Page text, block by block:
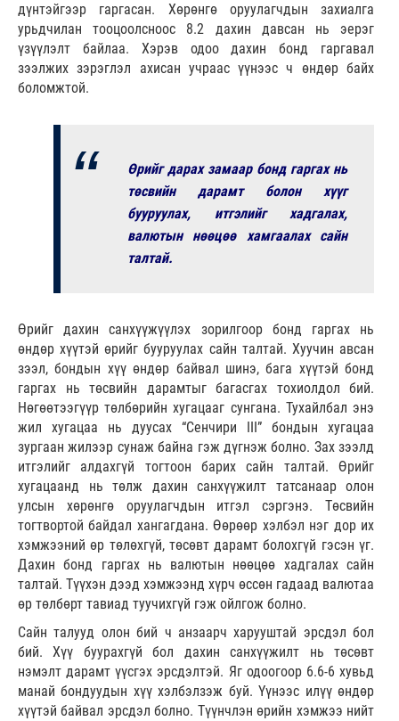
дүнтэйгээр гаргасан. Хөрөнгө оруулагчдын захиалга
урьдчилан тооцоолсноос 8.2 дахин давсан нь эерэг
үзүүлэлт байлаа. Хэрэв одоо дахин бонд гаргавал
зээлжих зэрэглэл ахисан учраас үүнээс ч өндөр байх
боломжтой.
Өрийг дарах замаар бонд гаргах нь
төсвийн дарамт болон хүүг
бууруулах, итгэлийг хадгалах,
валютын нөөцөө хамгаалах сайн
талтай.
Өрийг дахин санхүүжүүлэх зорилгоор бонд гаргах нь
өндөр хүүтэй өрийг бууруулах сайн талтай. Хуучин авсан
зээл, бондын хүү өндөр байвал шинэ, бага хүүтэй бонд
гаргах нь төсвийн дарамтыг багасгах тохиолдол бий.
Нөгөөтээгүүр төлбөрийн хугацааг сунгана. Тухайлбал энэ
жил хугацаа нь дуусах “Сенчири III” бондын хугацаа
зургаан жилээр сунаж байна гэж дүгнэж болно. Зах зээлд
итгэлийг алдахгүй тогтоон барих сайн талтай. Өрийг
хугацаанд нь төлж дахин санхүүжилт татсанаар олон
улсын хөрөнгө оруулагчдын итгэл сэргэнэ. Төсвийн
тогтвортой байдал хангагдана. Өөрөөр хэлбэл нэг дор их
хэмжээний өр төлөхгүй, төсөвт дарамт болохгүй гэсэн үг.
Дахин бонд гаргах нь валютын нөөцөө хадгалах сайн
талтай. Түүхэн дээд хэмжээнд хүрч өссөн гадаад валютаа
өр төлбөрт тавиад туучихгүй гэж ойлгож болно.
Сайн талууд олон бий ч анзаарч харууштай эрсдэл бол
бий. Хүү буурахгүй бол дахин санхүүжилт нь төсөвт
нэмэлт дарамт үүсгэх эрсдэлтэй. Яг одоогоор 6.6-6 хувьд
манай бондуудын хүү хэлбэлзэж буй. Үүнээс илүү өндөр
хүүтэй байвал эрсдэл болно. Түүнчлэн өрийн хэмжээ нийт